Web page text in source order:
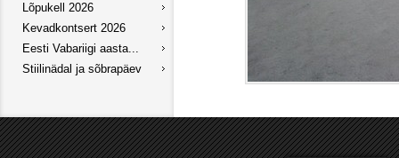
Lõpukell 2026
Kevadkontsert 2026
Eesti Vabariigi aasta...
Stiilinädal ja sõbrapäev